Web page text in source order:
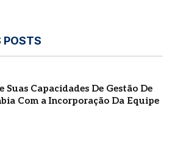
POSTS
Capacidades De Gestão De
Com a Incorporação Da Equipe